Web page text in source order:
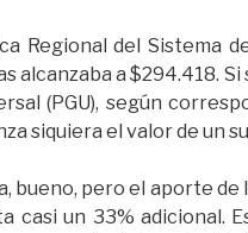
Regional del Sistema
alcanzaba a $294.418.
(PGU), según
siquiera el valor de un
bueno, pero el aporte
casi un 33% adicional.